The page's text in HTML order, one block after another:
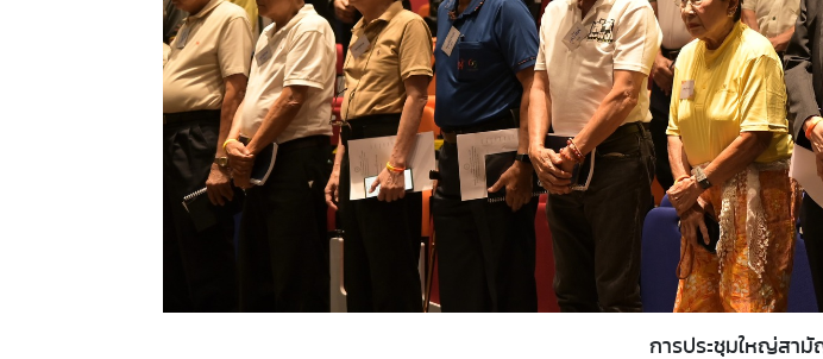
การประชุมใหญ่สามั